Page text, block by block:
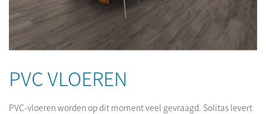
PVC VLOEREN
PVC-vloeren worden op dit moment veel gevraagd. Solitas levert